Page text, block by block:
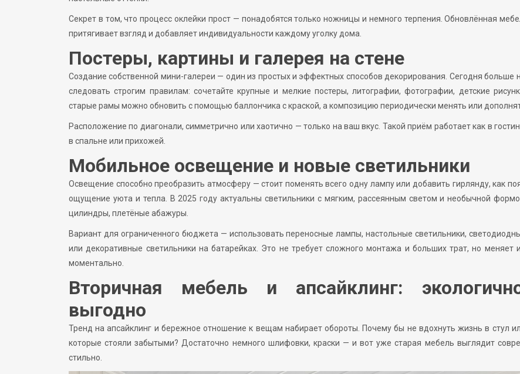
Секрет в том, что процесс оклейки прост — понадобятся только ножницы и немного терпения. Обновлённая
притягивает взгляд и добавляет индивидуальности каждому уголку дома.
Постеры, картины и галерея на стене
Создание собственной мини-галереи — один из простых и эффектных способов декорирования. Сегодня больше
следовать строгим правилам: сочетайте крупные и мелкие постеры, литографии, фотографии, детские
старые рамы можно обновить с помощью баллончика с краской, а композицию периодически менять или
Расположение по диагонали, симметрично или хаотично — только на ваш вкус. Такой приём работает как в
в спальне или прихожей.
Мобильное освещение и новые светильники
Освещение способно преобразить атмосферу — стоит поменять всего одну лампу или добавить гирлянду, как
ощущение уюта и тепла. В 2025 году актуальны светильники с мягким, рассеянным светом и необычной
цилиндры, плетёные абажуры.
Вариант для ограниченного бюджета — использовать переносные лампы, настольные светильники,
или декоративные светильники на батарейках. Это не требует сложного монтажа и больших трат, но меняет
моментально.
Вторичная мебель и апсайклинг:
выгодно
Тренд на апсайклинг и бережное отношение к вещам набирает обороты. Почему бы не вдохнуть жизнь в стул
которые стояли забытыми? Достаточно немного шлифовки, краски — и вот уже старая мебель выглядит
стильно.